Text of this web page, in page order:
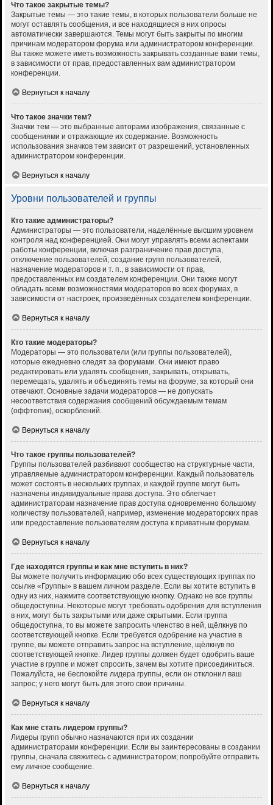
Что такое закрытые темы?
Закрытые темы — это такие темы, в которых пользователи больше не
могут оставлять сообщения, и все находящиеся в них опросы
автоматически завершаются. Темы могут быть закрыты по многим
причинам модератором форума или администратором конференции.
Вы также можете иметь возможность закрывать созданные вами темы,
в зависимости от прав, предоставленных вам администратором
конференции.
Вернуться к началу
Что такое значки тем?
Значки тем — это выбранные авторами изображения, связанные с
сообщениями и отражающие их содержание. Возможность
использования значков тем зависит от разрешений, установленных
администратором конференции.
Вернуться к началу
Уровни пользователей и группы
Кто такие администраторы?
Администраторы — это пользователи, наделённые высшим уровнем
контроля над конференцией. Они могут управлять всеми аспектами
работы конференции, включая разграничение прав доступа,
отключение пользователей, создание групп пользователей,
назначение модераторов и т. п., в зависимости от прав,
предоставленных им создателем конференции. Они также могут
обладать всеми возможностями модераторов во всех форумах, в
зависимости от настроек, произведённых создателем конференции.
Вернуться к началу
Кто такие модераторы?
Модераторы — это пользователи (или группы пользователей),
которые ежедневно следят за форумами. Они имеют право
редактировать или удалять сообщения, закрывать, открывать,
перемещать, удалять и объединять темы на форуме, за который они
отвечают. Основные задачи модераторов — не допускать
несоответствия содержания сообщений обсуждаемым темам
(оффтопик), оскорблений.
Вернуться к началу
Что такое группы пользователей?
Группы пользователей разбивают сообщество на структурные части,
управляемые администратором конференции. Каждый пользователь
может состоять в нескольких группах, и каждой группе могут быть
назначены индивидуальные права доступа. Это облегчает
администраторам назначение прав доступа одновременно большому
количеству пользователей, например, изменение модераторских прав
или предоставление пользователям доступа к приватным форумам.
Вернуться к началу
Где находятся группы и как мне вступить в них?
Вы можете получить информацию обо всех существующих группах по
ссылке «Группы» в вашем личном разделе. Если вы хотите вступить в
одну из них, нажмите соответствующую кнопку. Однако не все группы
общедоступны. Некоторые могут требовать одобрения для вступления
в них, могут быть закрытыми или даже скрытыми. Если группа
общедоступна, то вы можете запросить членство в ней, щёлкнув по
соответствующей кнопке. Если требуется одобрение на участие в
группе, вы можете отправить запрос на вступление, щёлкнув по
соответствующей кнопке. Лидер группы должен будет одобрить ваше
участие в группе и может спросить, зачем вы хотите присоединиться.
Пожалуйста, не беспокойте лидера группы, если он отклонил ваш
запрос; у него могут быть для этого свои причины.
Вернуться к началу
Как мне стать лидером группы?
Лидеры групп обычно назначаются при их создании
администраторами конференции. Если вы заинтересованы в создании
группы, сначала свяжитесь с администратором; попробуйте отправить
ему личное сообщение.
Вернуться к началу